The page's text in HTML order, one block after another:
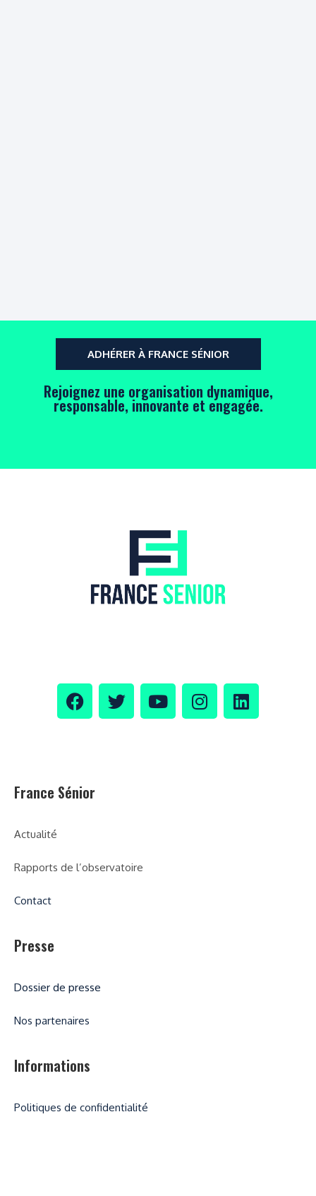
ADHÉRER À FRANCE SÉNIOR
Rejoignez une organisation dynamique,
responsable, innovante et engagée.
France Sénior
Actualité
Rapports de l’observatoire
Contact
Presse
Dossier de presse
Nos partenaires
Informations
Politiques de confidentialité